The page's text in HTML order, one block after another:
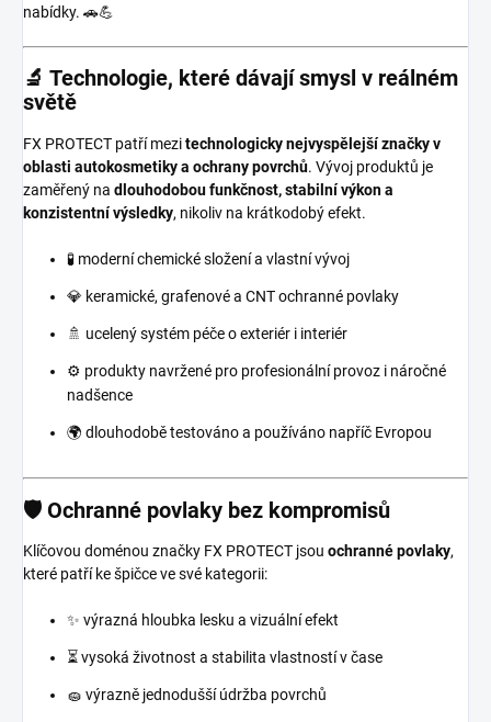
nabídky. 🚗💪
🔬 Technologie, které dávají smysl v reálném
světě
FX PROTECT patří mezitechnologicky nejvyspělejší značky v
oblasti autokosmetiky a ochrany povrchů. Vývoj produktů je
zaměřený na dlouhodobou funkčnost, stabilní výkon a
konzistentní výsledky, nikoliv na krátkodobý efekt.
🧪 moderní chemické složení a vlastní vývoj
💎 keramické, grafenové a CNT ochranné povlaky
🚿 ucelený systém péče o exteriér i interiér
⚙️ produkty navržené pro profesionální provoz i náročné
nadšence
🌍 dlouhodobě testováno a používáno napříč Evropou
🛡️ Ochranné povlaky bez kompromisů
Klíčovou doménou značky FX PROTECT jsou ochranné povlaky,
které patří ke špičce ve své kategorii:
✨ výrazná hloubka lesku a vizuální efekt
⏳ vysoká životnost a stabilita vlastností v čase
🧽 výrazně jednodušší údržba povrchů